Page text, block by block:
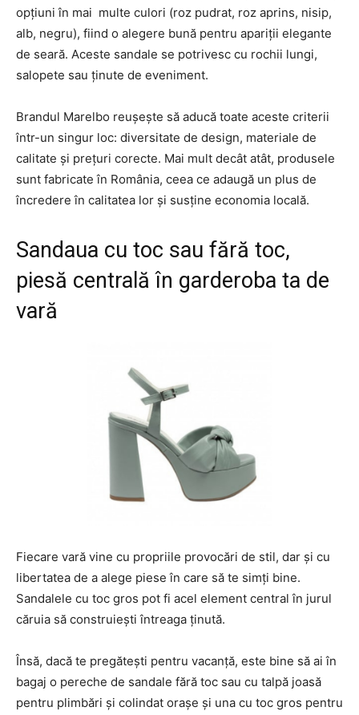
opțiuni în mai multe culori (roz pudrat, roz aprins, nisip,
alb, negru), fiind o alegere bună pentru apariții elegante
de seară. Aceste sandale se potrivesc cu rochii lungi,
salopete sau ținute de eveniment.
Brandul Marelbo reușește să aducă toate aceste criterii
într-un singur loc: diversitate de design, materiale de
calitate și prețuri corecte. Mai mult decât atât, produsele
sunt fabricate în România, ceea ce adaugă un plus de
încredere în calitatea lor și susține economia locală.
Sandaua cu toc sau fără toc,
piesă centrală în garderoba ta de
vară
Fiecare vară vine cu propriile provocări de stil, dar și cu
libertatea de a alege piese în care să te simți bine.
Sandalele cu toc gros pot fi acel element central în jurul
căruia să construiești întreaga ținută.
Însă, dacă te pregătești pentru vacanță, este bine să ai în
bagaj o pereche de sandale fără toc sau cu talpă joasă
pentru plimbări și colindat orașe și una cu toc gros pentru